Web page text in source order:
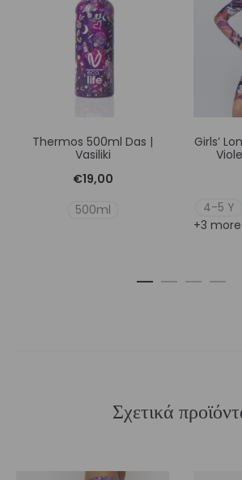
Thermos 500ml Das |
Vasiliki
€19,00
500ml
Girls’
4-5 Y
+3 more
Σχετικά